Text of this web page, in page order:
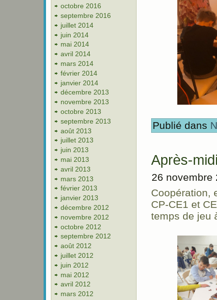
octobre 2016
septembre 2016
juillet 2014
juin 2014
mai 2014
avril 2014
mars 2014
février 2014
janvier 2014
décembre 2013
novembre 2013
octobre 2013
septembre 2013
août 2013
juillet 2013
juin 2013
mai 2013
avril 2013
mars 2013
février 2013
janvier 2013
décembre 2012
novembre 2012
octobre 2012
septembre 2012
août 2012
juillet 2012
juin 2012
mai 2012
avril 2012
mars 2012
Publié dans
Après-
26 novembre
Coopération,
CP-CE1 et
temps de jeu